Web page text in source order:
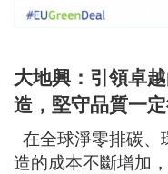
大地興：引領卓
造，堅守品質一
在全球淨零排碳、
造的成本不斷增加